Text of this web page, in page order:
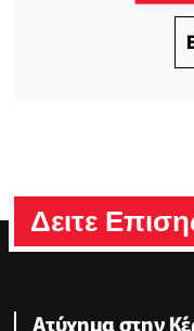
Δειτε
Ατύχημα στην